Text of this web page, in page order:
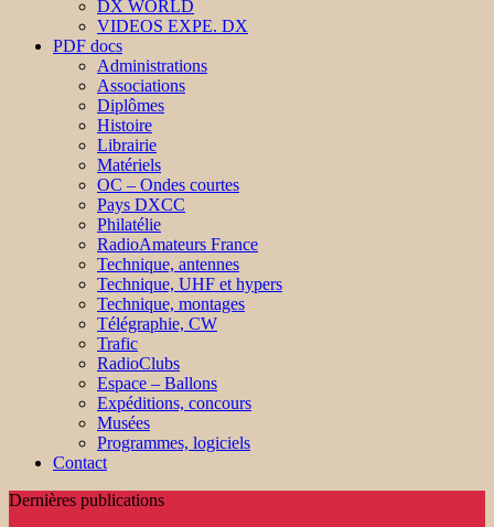
DX WORLD
VIDEOS EXPE. DX
PDF docs
Administrations
Associations
Diplômes
Histoire
Librairie
Matériels
OC – Ondes courtes
Pays DXCC
Philatélie
RadioAmateurs France
Technique, antennes
Technique, UHF et hypers
Technique, montages
Télégraphie, CW
Trafic
RadioClubs
Espace – Ballons
Expéditions, concours
Musées
Programmes, logiciels
Contact
Dernières publications